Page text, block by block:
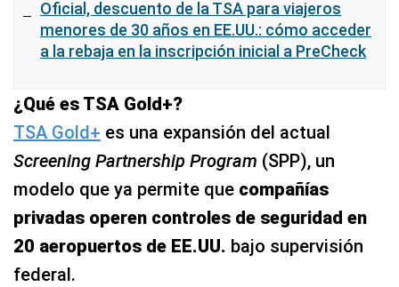
Oficial, descuento de la TSA para viajeros
menores de 30 años en EE.UU.: cómo acceder
a la rebaja en la inscripción inicial a PreCheck
¿Qué es TSA Gold+?
TSA Gold+ es una expansión del actual
Screening Partnership Program (SPP), un
modelo que ya permite que compañías
privadas operen controles de seguridad en
20 aeropuertos de EE.UU. bajo supervisión
federal.